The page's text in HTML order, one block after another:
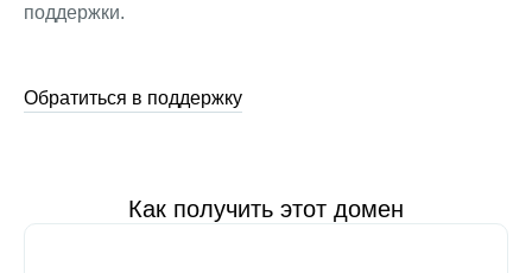
поддержки.
Обратиться в поддержку
Как получить этот домен